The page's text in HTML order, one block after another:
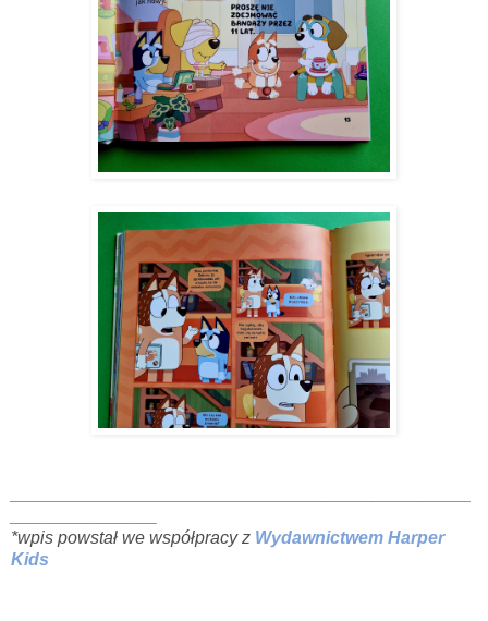
*wpis powstał we współpracy z Wydawnictwem Harper
Kids